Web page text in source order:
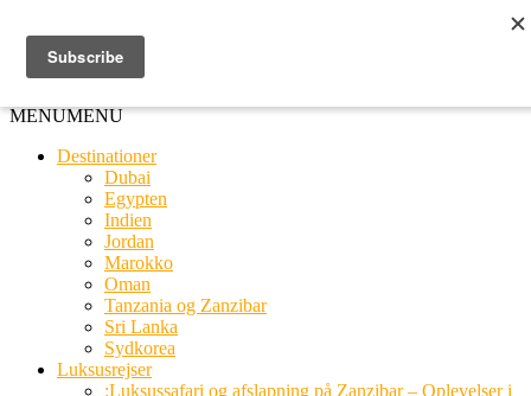
MENUMENU
Destinationer
Dubai
Egypten
Indien
Jordan
Marokko
Oman
Tanzania og Zanzibar
Sri Lanka
Sydkorea
Luksusrejser
:Luksussafari og afslapning på Zanzibar – Oplevelser i